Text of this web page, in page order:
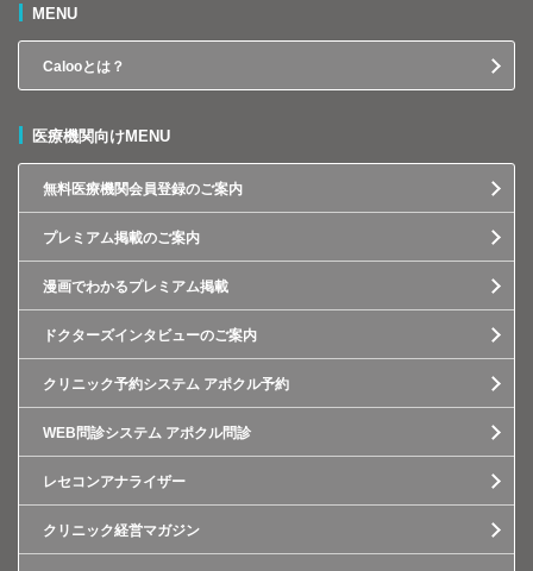
MENU
Calooとは？
医療機関向けMENU
無料医療機関会員登録のご案内
プレミアム掲載のご案内
漫画でわかるプレミアム掲載
ドクターズインタビューのご案内
クリニック予約システム アポクル予約
WEB問診システム アポクル問診
レセコンアナライザー
クリニック経営マガジン